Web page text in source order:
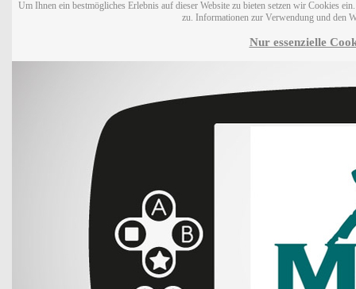
Um Ihnen ein bestmögliches Erlebnis auf dieser Website zu bieten setzen wir Cookies
zu. Informationen zur Verwendung und den
Nur essenzielle